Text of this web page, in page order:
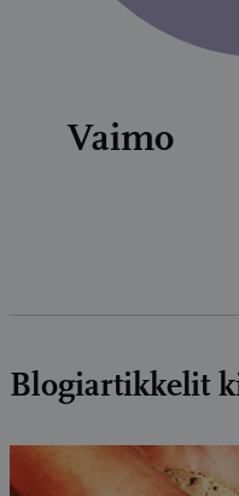
Vaimo
Blogiartikkelit